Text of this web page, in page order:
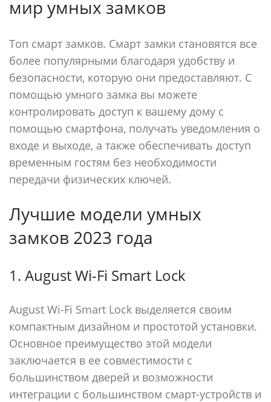
мир умных замков
Топ смарт замков. Смарт замки становятся все
более популярными благодаря удобству и
безопасности, которую они предоставляют. С
помощью умного замка вы можете
контролировать доступ к вашему дому с
помощью смартфона, получать уведомления о
входе и выходе, а также обеспечивать доступ
временным гостям без необходимости
передачи физических ключей.
Лучшие модели умных
замков 2023 года
1. August Wi-Fi Smart Lock
August Wi-Fi Smart Lock выделяется своим
компактным дизайном и простотой установки.
Основное преимущество этой модели
заключается в ее совместимости с
большинством дверей и возможности
интеграции с большинством смарт-устройств и